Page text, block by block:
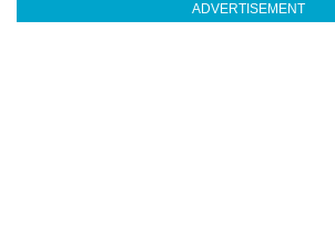
ADVERTISEMENT